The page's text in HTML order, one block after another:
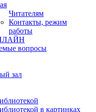
Читателям
Контакты, режим
работы
вопросы
зал
в картинках